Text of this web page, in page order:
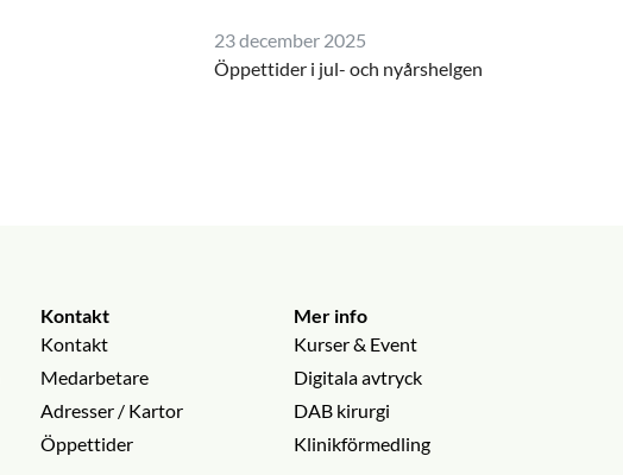
23 december 2025
Öppettider i jul- och nyårshelgen
Kontakt
Kontakt
Medarbetare
Adresser / Kartor
Öppettider
Mer info
Kurser & Event
Digitala avtryck
DAB kirurgi
Klinikförmedling